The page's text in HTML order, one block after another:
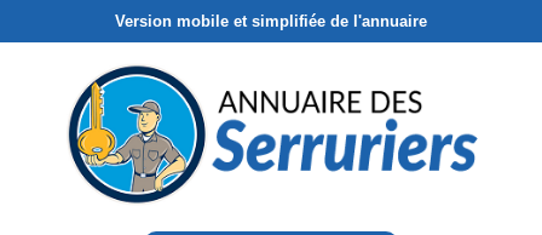
Version mobile et simplifiée de l'annuaire